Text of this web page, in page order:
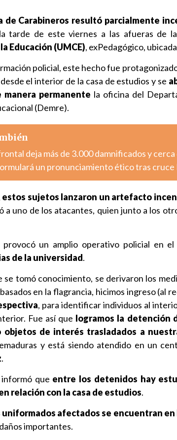
de Carabineros resultó parcialmente
tarde de este viernes a las afueras de la
Educación (UMCE), exPedagógico,
policial, este hecho fue
el interior de la casa de estudios y se
manera permanente la oficina del
(Demre).
deja más de 3.000 damnificados y
un pronunciamiento ético tras cruce
estos sujetos lanzaron un artefacto
a uno de los atacantes, quien junto a los
provocó un amplio operativo policial en
de la universidad.
se tomó conocimiento, se derivaron los
en la flagrancia, hicimos ingreso (al
, para identificar individuos al
Fue así que logramos la detención
objetos de interés trasladados a
y está siendo atendido en un
.
que entre los detenidos hay
relación con la casa de estudios.
uniformados afectados se encuentran
importantes.